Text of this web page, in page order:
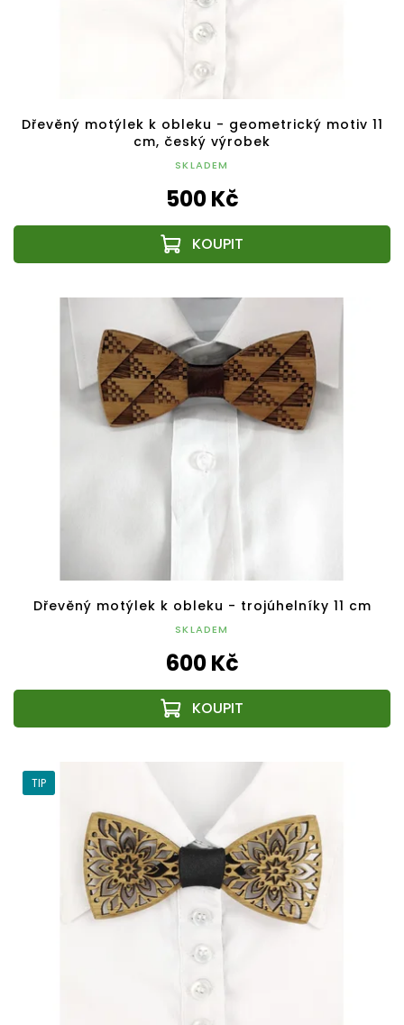
Dřevěný motýlek k obleku - geometrický motiv 11
cm, český výrobek
SKLADEM
500 Kč
Dřevěný motýlek k obleku - trojúhelníky 11 cm
SKLADEM
600 Kč
TIP